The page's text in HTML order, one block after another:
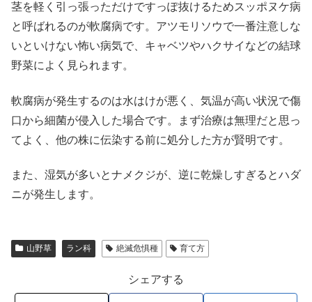
茎を軽く引っ張っただけですっぽ抜けるためスッポヌケ病
と呼ばれるのが軟腐病です。アツモリソウで一番注意しな
いといけない怖い病気で、キャベツやハクサイなどの結球
野菜によく見られます。
軟腐病が発生するのは水はけが悪く、気温が高い状況で傷
口から細菌が侵入した場合です。まず治療は無理だと思っ
てよく、他の株に伝染する前に処分した方が賢明です。
また、湿気が多いとナメクジが、逆に乾燥しすぎるとハダ
ニが発生します。
山野草 ラン科 絶滅危惧種 育て方
シェアする